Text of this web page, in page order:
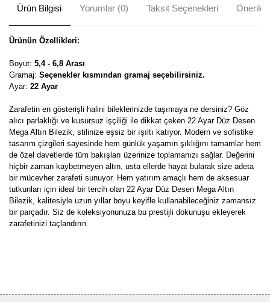
Ürün Bilgisi Yorumlar (0) Taksit Seçenekleri
Ürünün Özellikleri:
Boyut: 5,4 - 6,8 Arası
Gramaj: Seçenekler kısmından gramaj seçebilirsiniz.
Ayar: 22 Ayar
Zarafetin en gösterişli halini bileklerinizde taşımaya ne dersiniz? Göz
alıcı parlaklığı ve kusursuz işçiliği ile dikkat çeken 22 Ayar Düz Desen
Mega Altın Bilezik, stilinize eşsiz bir ışıltı katıyor. Modern ve sofistike
tasarım çizgileri sayesinde hem günlük yaşamın şıklığını tamamlar hem
de özel davetlerde tüm bakışları üzerinize toplamanızı sağlar. Değerini
hiçbir zaman kaybetmeyen altın, usta ellerde hayat bularak size adeta
bir mücevher zarafeti sunuyor. Hem yatırım amaçlı hem de aksesuar
tutkunları için ideal bir tercih olan 22 Ayar Düz Desen Mega Altın
Bilezik, kalitesiyle uzun yıllar boyu keyifle kullanabileceğiniz zamansız
bir parçadır. Siz de koleksiyonunuza bu prestijli dokunuşu ekleyerek
zarafetinizi taçlandırın.